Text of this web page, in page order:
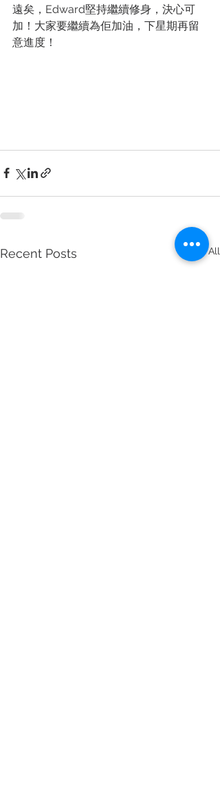
遠矣，Edward堅持繼續修身，決心可
加！大家要繼續為佢加油，下星期再留
意進度！
Recent Posts See All